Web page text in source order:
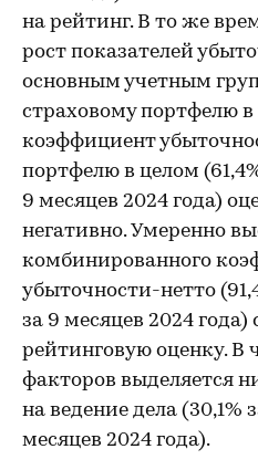
на рейтинг. В то же
рост показателей
основным учетным
страховому портфелю
коэффициент
портфелю в целом
9 месяцев 2024 года)
негативно. Умеренно
комбинированного
убыточности-нетто
за 9 месяцев 2024
рейтинговую оценку. В
факторов выделяется
на ведение дела (30,1%
месяцев 2024 года).